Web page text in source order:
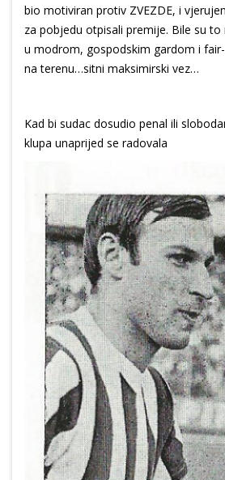
bio motiviran protiv ZVEZDE, i
za pobjedu otpisali premije. Bile su
u modrom, gospodskim gardom i
na terenu…sitni maksimirski vez…
Kad bi sudac dosudio penal ili
klupa unaprijed se radovala